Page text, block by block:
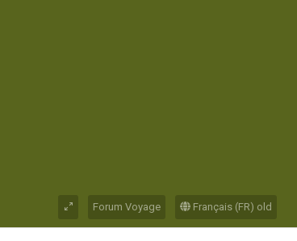
Forum Voyage Français (FR) old